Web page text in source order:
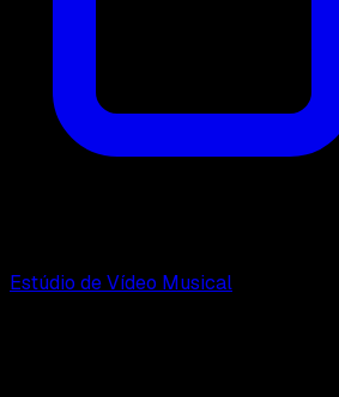
Estúdio de Vídeo Musical